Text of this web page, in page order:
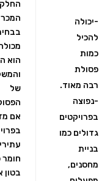
-יכולה
להכיל
כמות
פסולת
רבה מאוד.
-נפוצה
בפרויקטים
גדולים כמו
בניית
מחסנים,
החלק
הוא
של
אם
עתירי
חומר
בטון